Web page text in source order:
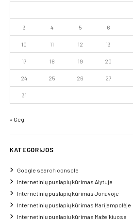
3 4 5 6
10 11 12 13
17 18 19 20
24 25 26 27
31
« Geg
KATEGORIJOS
Google search console
Internetinių puslapių kūrimas Alytuje
Internetinių puslapių kūrimas Jonavoje
Internetinių puslapių kūrimas Marijampolėje
Internetinių puslapių kūrimas Mažeikiuose